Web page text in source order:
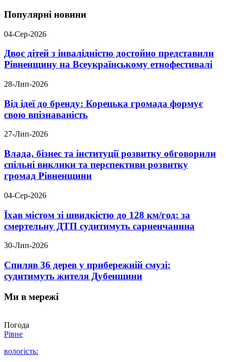
Популярні новини
04-Сер-2026
Двоє дітей з інвалідністю достойно представили
Рівненщину на Всеукраїнському етнофестивалі
28-Лип-2026
Від ідеї до бренду: Корецька громада формує
свою впізнаваність
27-Лип-2026
Влада, бізнес та інституції розвитку обговорили
спільні виклики та перспективи розвитку
громад Рівненщини
04-Сер-2026
Їхав містом зі швидкістю до 128 км/год: за
смертельну ДТП судитимуть сарненчанина
30-Лип-2026
Спиляв 36 дерев у прибережній смузі:
судитимуть жителя Дубенщини
Ми в мережі
Погода
Рівне
вологість: